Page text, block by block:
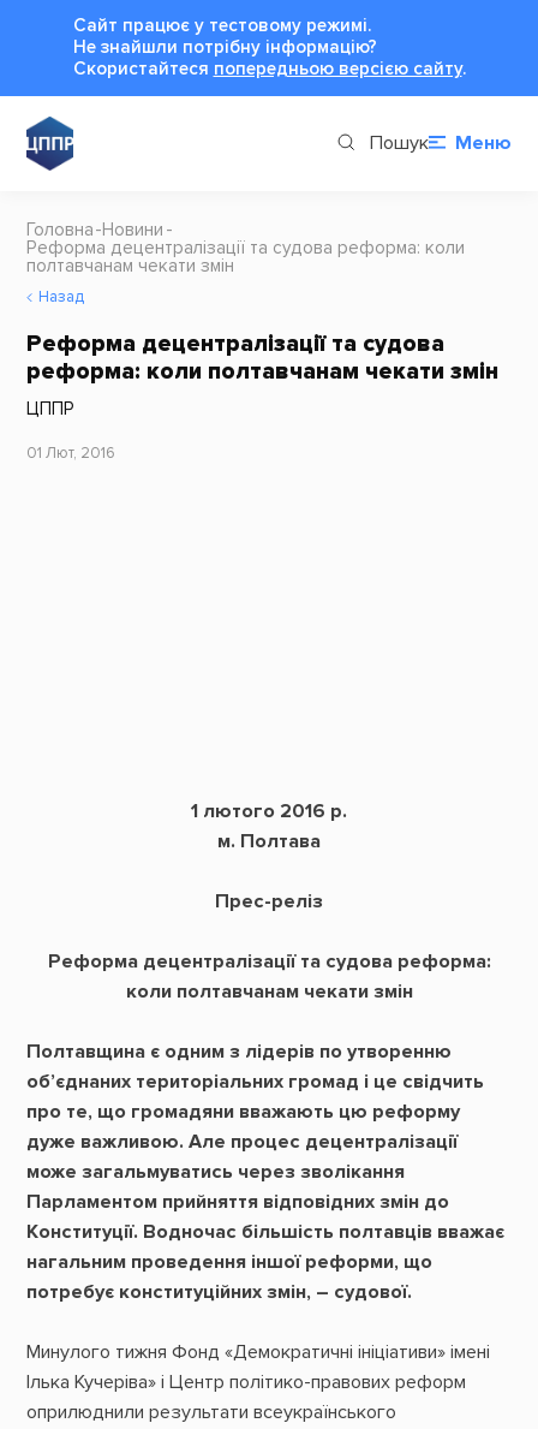
Сайт працює у тестовому режимі.
Не знайшли потрібну інформацію?
Cкористайтеся попередньою версією сайту.
Пошук Меню
Головна Новини
Реформа децентралізації та судова реформа: коли
полтавчанам чекати змін
Назад
Реформа децентралізації та судова
реформа: коли полтавчанам чекати змін
ЦППР
01 Лют, 2016
1 лютого 2016 р.
м. Полтава
Прес-реліз
Реформа децентралізації та судова реформа:
коли полтавчанам чекати змін
Полтавщина є одним з лідерів по утворенню
об’єднаних територіальних громад і це свідчить
про те, що громадяни вважають цю реформу
дуже важливою. Але процес децентралізації
може загальмуватись через зволікання
Парламентом прийняття відповідних змін до
Конституції. Водночас більшість полтавців вважає
нагальним проведення іншої реформи, що
потребує конституційних змін, – судової.
Минулого тижня Фонд «Демократичні ініціативи» імені
Ілька Кучеріва» і Центр політико-правових реформ
оприлюднили результати всеукраїнського